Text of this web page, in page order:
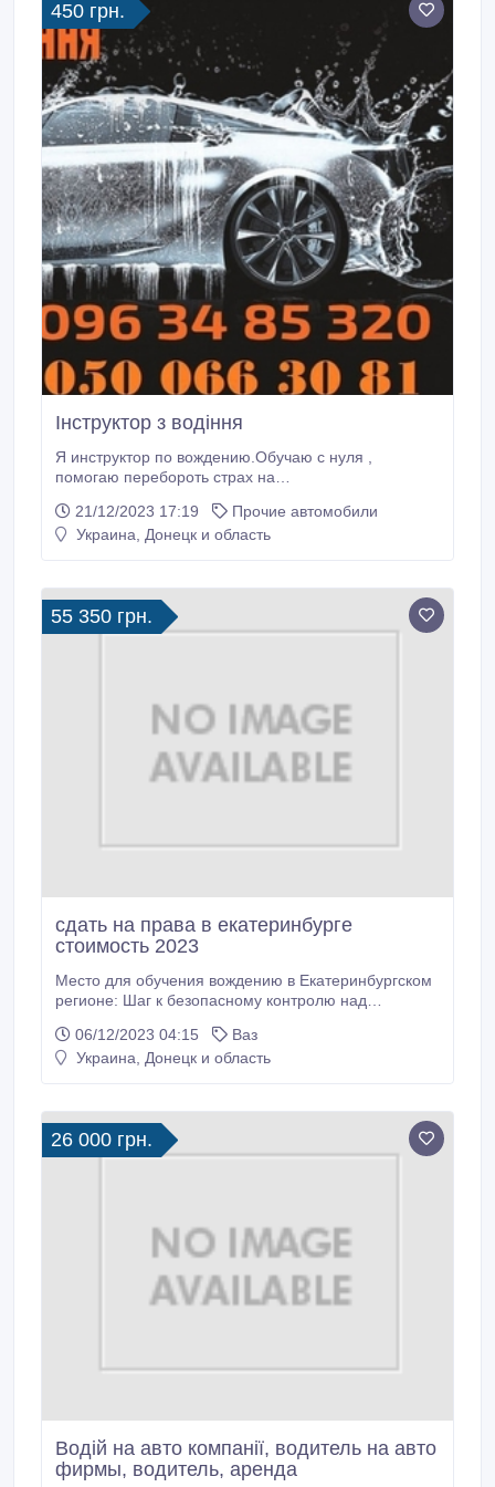
450 грн.
Інструктор з водіння
Я инструктор по вождению.Обучаю с нуля ,
помогаю перебороть страх на
изучить маршруты экзаменационные.Машина
шевралет авео на механики спец транспорт
21/12/2023 17:19
Прочие автомобили
Украина, Донецк и область
55 350 грн.
сдать на права в екатеринбурге
стоимость 2023
Место для обучения вождению в Екатеринбургском
регионе: Шаг к безопасному контролю над
вождению – это значимый действие на пути
следования к обретению водительских прав. В
которая обеспечит превосходное обучение
управлению транспортным средством? Обучение
вождению в Екатеринбурге -
06/12/2023 04:15
Ваз
Украина, Донецк и область
26 000 грн.
Водій на авто компанії, водитель на авто
фирмы, водитель, аренда